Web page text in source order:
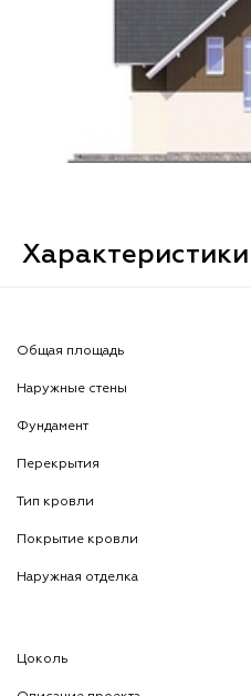
Характеристики
Общая площадь
Наружные стены
Фундамент
Перекрытия
Тип кровли
Покрытие кровли
Наружная отделка
Цоколь